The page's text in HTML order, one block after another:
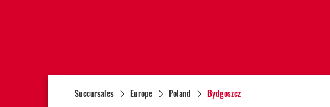
Succursales Europe Poland Bydgoszcz